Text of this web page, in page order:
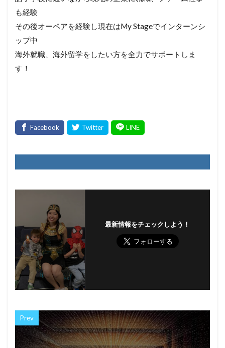
も経験
その後オーペアを経験し現在はMy Stageでインターンシ
ップ中
海外就職、海外留学をしたい方を全力でサポートしま
す！
最新情報をチェックしよう！
Prev